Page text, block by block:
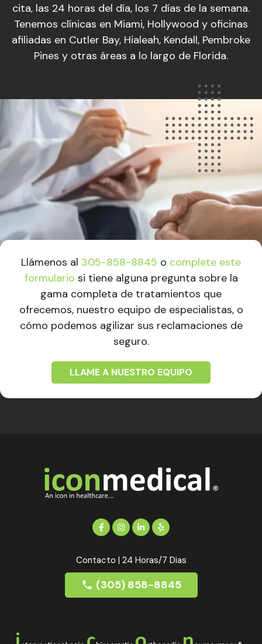
cita, las 24 horas del día, los 7 días de la semana.
Tenemos clínicas en Miami, Hollywood y oficinas
afiliadas en Cutler Bay, Hialeah, Kendall, Pembroke
Pines y otras áreas a lo largo de Florida.
Llámenos al 305-858-8845 o complete este
formulario si tiene alguna pregunta sobre la
gama completa de tratamientos que
ofrecemos, nuestro equipo de especialistas, o
cómo podemos agilizar sus reclamaciones de
seguro.
LLAME A NUESTRO EQUIPO
Contacto | 24 Horas/7 Dias
(305) 858-8845